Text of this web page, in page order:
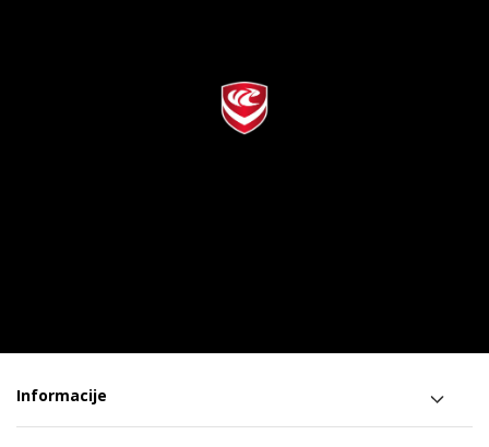
Informacije